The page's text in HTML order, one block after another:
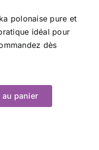
polonaise pure et
idéal pour
dès
au panier